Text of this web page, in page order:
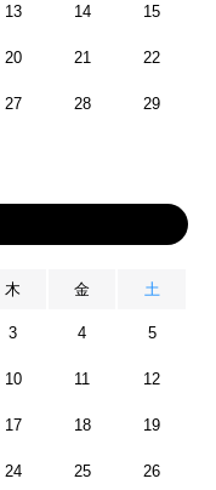
13 14 15
20 21 22
27 28 29
木 金 土
3 4 5
10 11 12
17 18 19
24 25 26